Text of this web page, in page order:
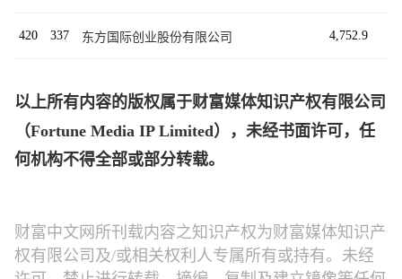
420 337 东方国际创业股份有限公司 4,752.9
以上所有内容的版权属于财富媒体知识产权有限公司
（Fortune Media IP Limited），未经书面许可，任
何机构不得全部或部分转载。
财富中文网所刊载内容之知识产权为财富媒体知识产
权有限公司及/或相关权利人专属所有或持有。未经